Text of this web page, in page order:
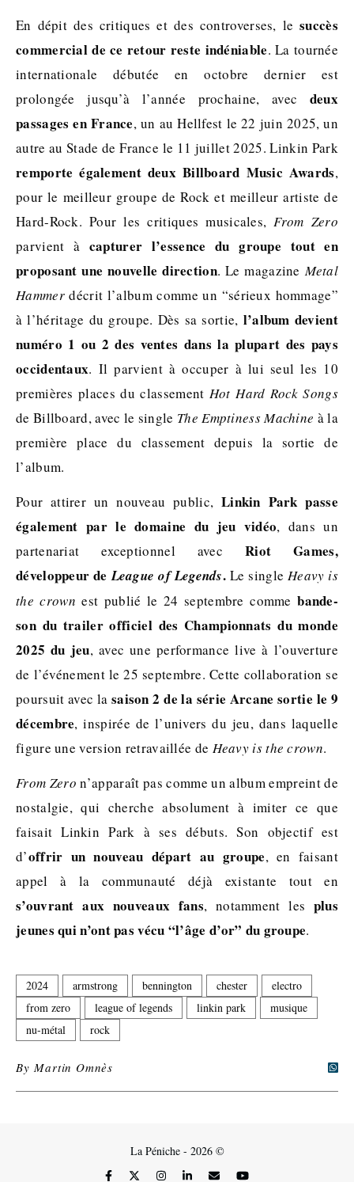
En dépit des critiques et des controverses, lesuccès
commercial de ce retour reste indéniable. La tournée
internationale débutée en octobre dernier est
prolongée jusqu’à l’année prochaine, avec deux
passages en France, un au Hellfest le 22 juin 2025, un
autre au Stade de France le 11 juillet 2025. Linkin Park
remporte également deux Billboard Music Awards,
pour le meilleur groupe de Rock et meilleur artiste de
Hard-Rock. Pour les critiques musicales,From Zero
parvient à capturer l’essence du groupe tout en
proposant une nouvelle direction. Le magazineMetal
Hammerdécrit l’album comme un “sérieux hommage”
à l’héritage du groupe. Dès sa sortie, l’album devient
numéro 1 ou 2 des ventes dans la plupart des pays
occidentaux. Il parvient à occuper à lui seul les 10
premières places du classement Hot Hard Rock Songs
de Billboard, avec le single The Emptiness Machine à la
première place du classement depuis la sortie de
l’album.
Pour attirer un nouveau public, Linkin Park passe
également par le domaine du jeu vidéo, dans un
partenariat exceptionnel avecRiot Games,
développeur deLeague of Legends. Le singleHeavy is
the crownest publié le 24 septembre commebande-
son du trailer officiel des Championnats du monde
2025 du jeu, avec une performance live à l’ouverture
de l’événement le 25 septembre. Cette collaboration se
poursuit avec la saison 2 de la série Arcane sortie le 9
décembre, inspirée de l’univers du jeu, dans laquelle
figure une version retravaillée de Heavy is the crown.
From Zeron’apparaît pas comme un album empreint de
nostalgie, qui cherche absolument à imiter ce que
faisait Linkin Park à ses débuts. Son objectif est
d’offrir un nouveau départ au groupe, en faisant
appel à la communauté déjà existante tout en
s’ouvrant aux nouveaux fans, notamment les plus
jeunes qui n’ont pas vécu “l’âge d’or” du groupe.
2024 armstrong bennington chester
electro
from zero
league of legends linkin park
musique
nu-métal
rock
ByMartin Omnès
La Péniche - 2026 ©